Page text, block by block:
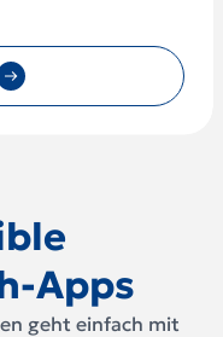
Apps
geht einfach mit